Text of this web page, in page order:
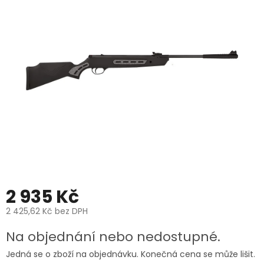
2 935 Kč
2 425,62 Kč bez DPH
cena:
Na objednání nebo nedostupné.
Jedná se o zboží na objednávku. Konečná cena se může lišit.